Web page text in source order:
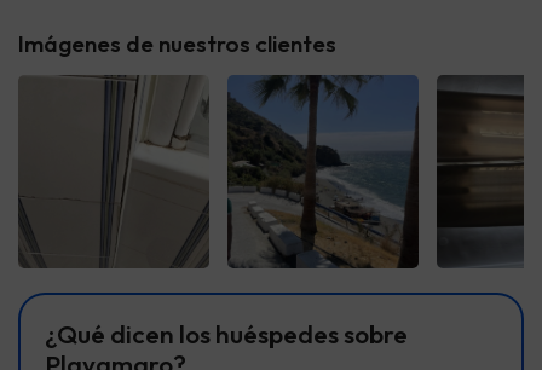
Imágenes de nuestros clientes
¿Qué dicen los huéspedes sobre